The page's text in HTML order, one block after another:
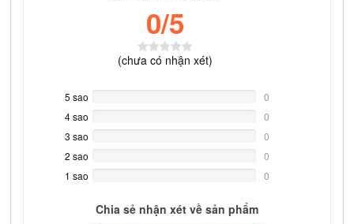
0/5
(chưa có nhận xét)
5 sao
Complete
0
4 sao
Complete
0
3 sao
Complete
0
2 sao
Complete
0
1 sao
0
Chia sẻ nhận xét về sản phẩm